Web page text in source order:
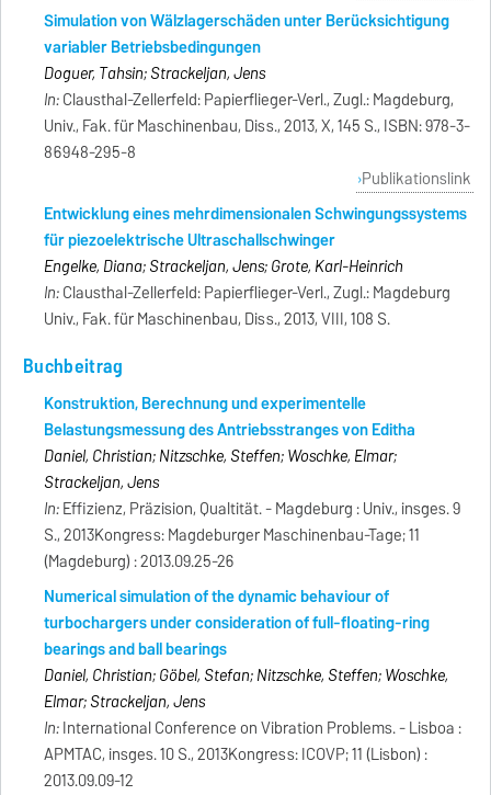
Simulation von Wälzlagerschäden unter Berücksichtigung
variabler Betriebsbedingungen
Doguer, Tahsin; Strackeljan, Jens
In:Clausthal-Zellerfeld: Papierflieger-Verl., Zugl.: Magdeburg,
Univ., Fak. für Maschinenbau, Diss., 2013, X, 145 S., ISBN: 978-3-
86948-295-8
Publikationslink
Entwicklung eines mehrdimensionalen Schwingungssystems
für piezoelektrische Ultraschallschwinger
Engelke, Diana; Strackeljan, Jens; Grote, Karl-Heinrich
In:Clausthal-Zellerfeld: Papierflieger-Verl., Zugl.: Magdeburg
Univ., Fak. für Maschinenbau, Diss., 2013, VIII, 108 S.
Buchbeitrag
Konstruktion, Berechnung und experimentelle
Belastungsmessung des Antriebsstranges von Editha
Daniel, Christian; Nitzschke, Steffen; Woschke, Elmar;
Strackeljan, Jens
In:Effizienz, Präzision, Qualtität. - Magdeburg : Univ., insges. 9
S., 2013Kongress: Magdeburger Maschinenbau-Tage; 11
(Magdeburg) : 2013.09.25-26
Numerical simulation of the dynamic behaviour of
turbochargers under consideration of full-floating-ring
bearings and ball bearings
Daniel, Christian; Göbel, Stefan; Nitzschke, Steffen; Woschke,
Elmar; Strackeljan, Jens
In:International Conference on Vibration Problems. - Lisboa :
APMTAC, insges. 10 S., 2013Kongress: ICOVP; 11 (Lisbon) :
2013.09.09-12